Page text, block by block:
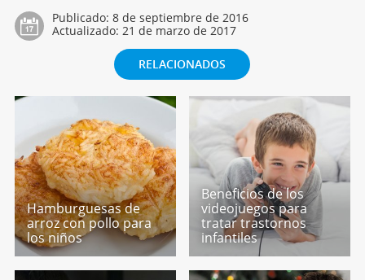
Publicado: 8 de septiembre de 2016
Actualizado: 21 de marzo de 2017
RELACIONADOS
Hamburguesas de
arroz con pollo para
los niños
Beneficios de los
videojuegos para
tratar trastornos
infantiles